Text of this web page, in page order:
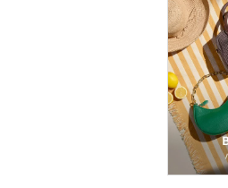
食器・調
ン用品
インテリ
スマホグ
オ機器